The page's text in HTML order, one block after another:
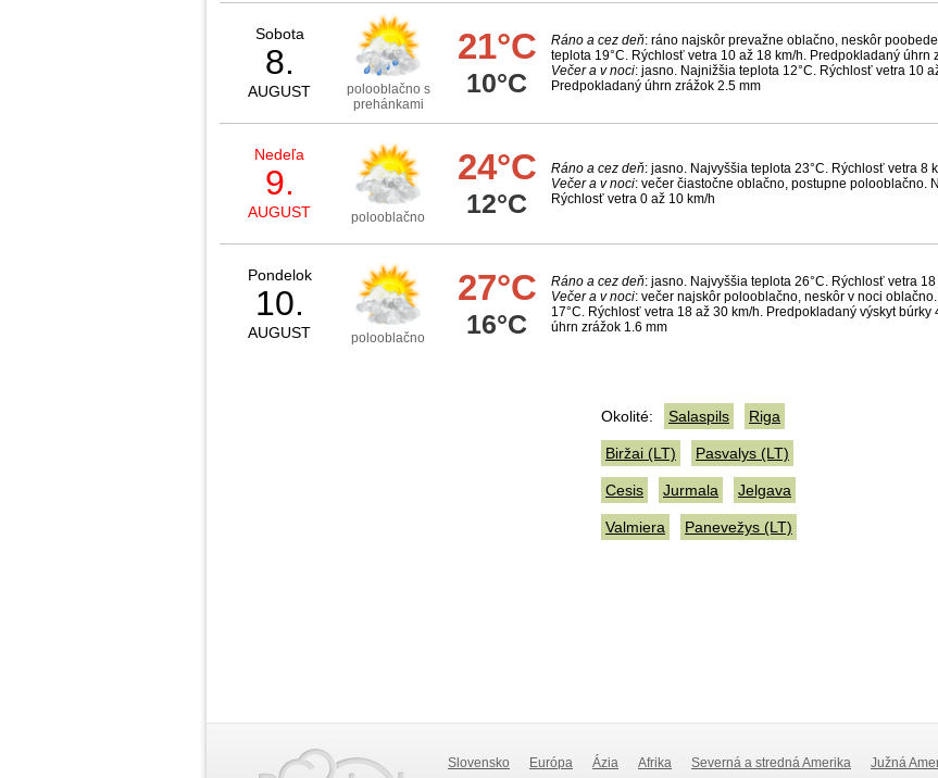
Sobota
8.
AUGUST
polooblačno s
prehánkami
21°C
10°C
Ráno a cez deň: ráno najskôr prevažne oblačno, neskôr
teplota 19°C. Rýchlosť vetra 10 až 18 km/h. Predpokladaný úhrn
Večer a v noci: jasno. Najnižšia teplota 12°C. Rýchlosť vetra 10
Predpokladaný úhrn zrážok 2.5 mm
Nedeľa
9.
AUGUST polooblačno
24°C
12°C
Ráno a cez deň: jasno. Najvyššia teplota 23°C. Rýchlosť vetra 8
Večer a v noci: večer čiastočne oblačno, postupne polooblačno.
Rýchlosť vetra 0 až 10 km/h
Pondelok
10.
AUGUST polooblačno
27°C
16°C
Ráno a cez deň: jasno. Najvyššia teplota 26°C. Rýchlosť vetra 18
Večer a v noci: večer najskôr polooblačno, neskôr v noci
17°C. Rýchlosť vetra 18 až 30 km/h. Predpokladaný výskyt
úhrn zrážok 1.6 mm
Okolité: Salaspils Riga
Biržai (LT) Pasvalys (LT)
Cesis Jurmala Jelgava
Valmiera Panevežys (LT)
Slovensko Európa Ázia Afrika Severná a stredná Amerika Južná